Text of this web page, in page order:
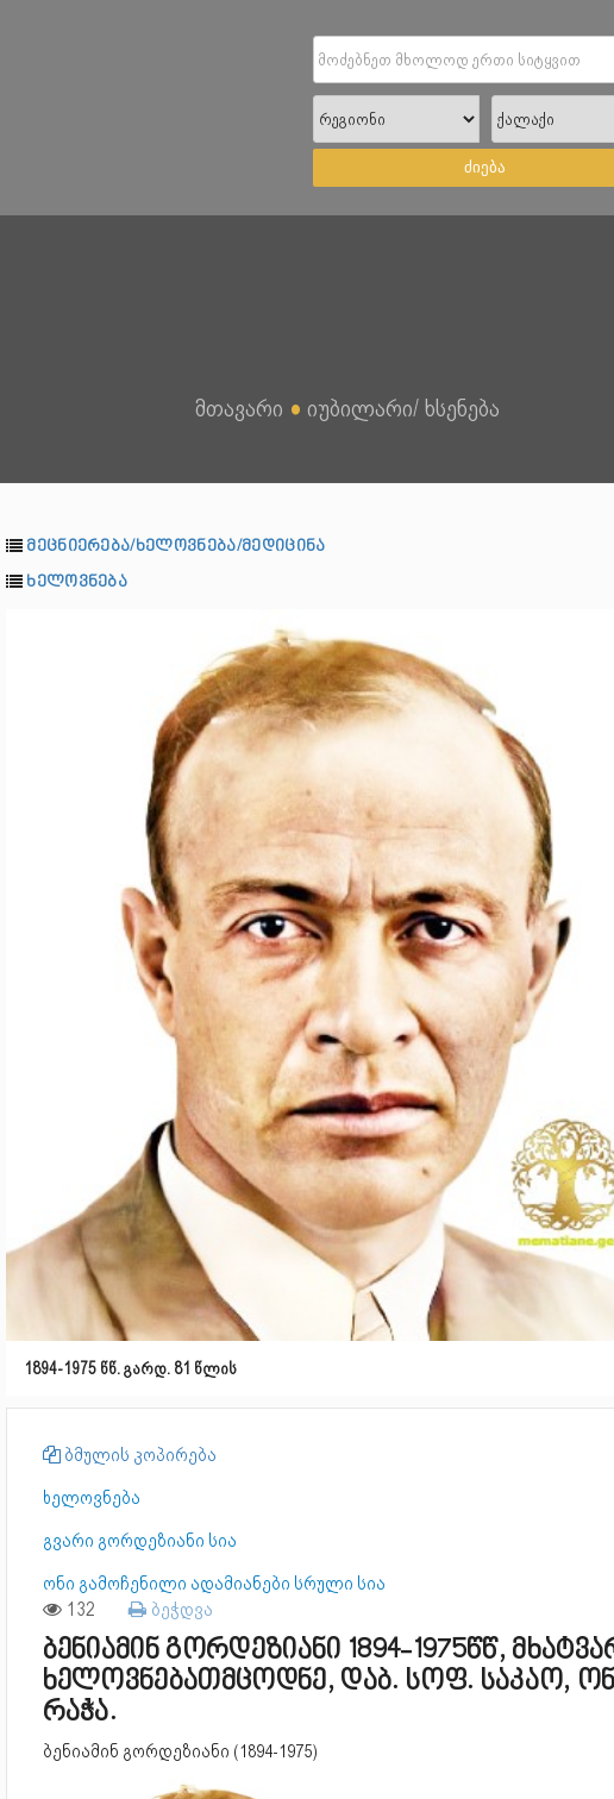
ძიება
მთავარი ● იუბილარი/ ხსენება
მეცნიერება/ხელოვნება/მედიცინა
ხელოვნება
1894-1975 წწ. გარდ. 81 წლის
ბმულის კოპირება
ხელოვნება
გვარი გორდეზიანი სია
ონი გამოჩენილი ადამიანები სრული სია
132 ბეჭდვა
ბენიამინ გორდეზიანი 1894-1975წწ,
ხელოვნებათმცოდნე, დაბ. სოფ. საკაო,
რაჭა.
ბენიამინ გორდეზიანი (1894-1975)